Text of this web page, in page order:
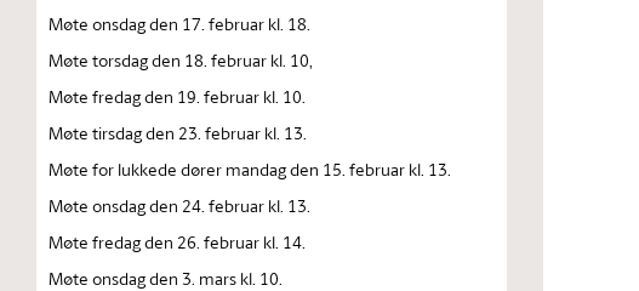
Møte onsdag den 17. februar kl. 18.
Møte torsdag den 18. februar kl. 10,
Møte fredag den 19. februar kl. 10.
Møte tirsdag den 23. februar kl. 13.
Møte for lukkede dører mandag den 15. februar kl. 13.
Møte onsdag den 24. februar kl. 13.
Møte fredag den 26. februar kl. 14.
Møte onsdag den 3. mars kl. 10.